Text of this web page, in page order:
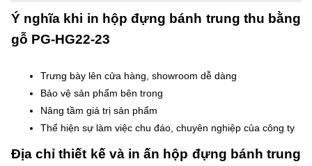
Ý nghĩa khi in hộp đựng bánh trung thu bằng
gỗ PG-HG22-23
Trưng bày lên cửa hàng, showroom dễ dàng
Bảo vệ sản phẩm bên trong
Nâng tầm giá trị sản phẩm
Thể hiện sự làm việc chu đáo, chuyên nghiệp của công ty
Địa chỉ thiết kế và in ấn hộp đựng bánh trung